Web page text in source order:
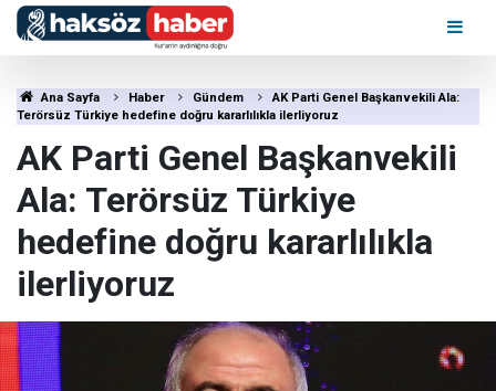
Ana Sayfa Haber Gündem
AK Parti Genel Başkanvekili Ala:
Terörsüz Türkiye hedefine doğru kararlılıkla ilerliyoruz
AK Parti Genel Başkanvekili
Ala: Terörsüz Türkiye
hedefine doğru kararlılıkla
ilerliyoruz